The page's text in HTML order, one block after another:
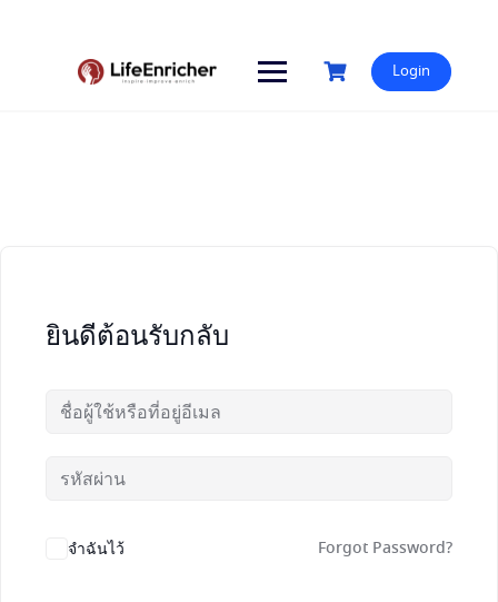
Login
ยินดีต้อนรับกลับ
จำฉันไว้ Forgot Password?